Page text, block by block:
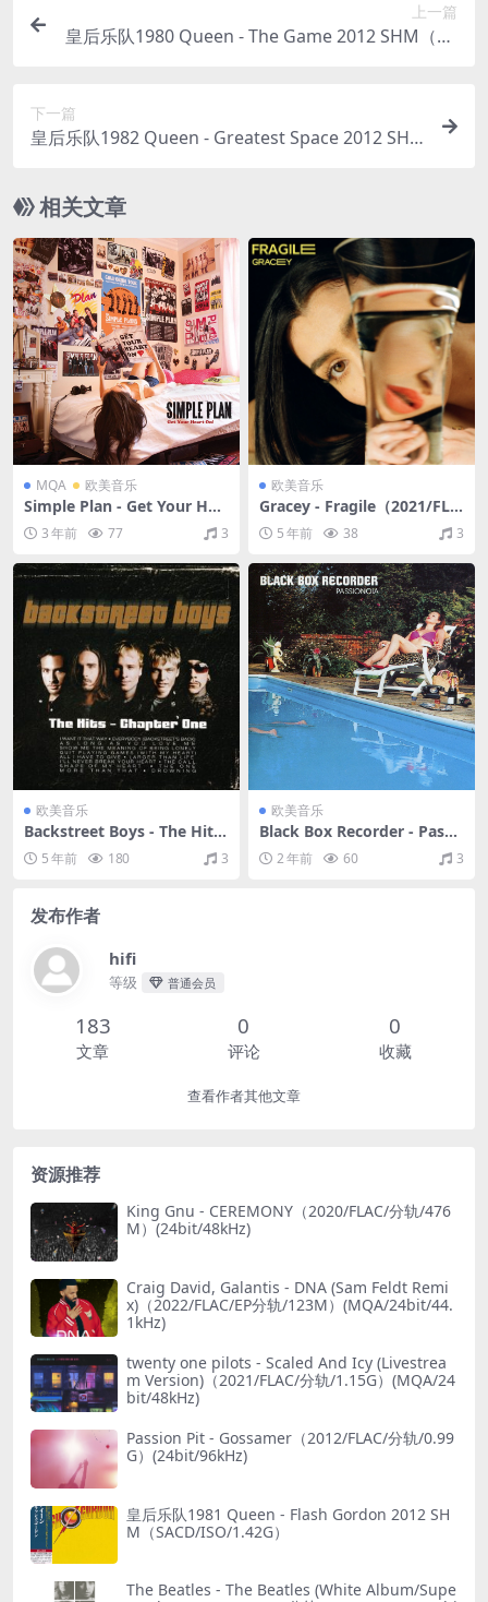
上一篇
皇后乐队1980 Queen - The Game 2012 SHM（SA
下一篇
皇后乐队1982 Queen - Greatest Space 2012 SH
相关文章
MQA 欧美音乐
Simple Plan - Get Your Hea
rt On!（2011/FLAC/分轨/28
9M）(MQA/16bit/44.1kHz)
3 年前 77 3
欧美音乐
Gracey - Fragile（2021/FLA
C/EP分轨/90M）
5 年前 38 3
欧美音乐
Backstreet Boys - The Hits-
-Chapter One（2001/FLAC/
分轨/379M）
5 年前 180 3
欧美音乐
Black Box Recorder - Passi
onoia（2003/FLAC/分轨/27
7M）
2 年前 60 3
发布作者
hifi
等级 普通会员
183
文章
0
评论
0
收藏
查看作者其他文章
资源推荐
King Gnu - CEREMONY（2020/FLAC/分轨/476
M）(24bit/48kHz)
Craig David, Galantis - DNA (Sam Feldt Remi
x)（2022/FLAC/EP分轨/123M）(MQA/24bit/44.
1kHz)
twenty one pilots - Scaled And Icy (Livestrea
m Version)（2021/FLAC/分轨/1.15G）(MQA/24
bit/48kHz)
Passion Pit - Gossamer（2012/FLAC/分轨/0.99
G）(24bit/96kHz)
皇后乐队1981 Queen - Flash Gordon 2012 SH
M（SACD/ISO/1.42G）
The Beatles - The Beatles (White Album/Supe